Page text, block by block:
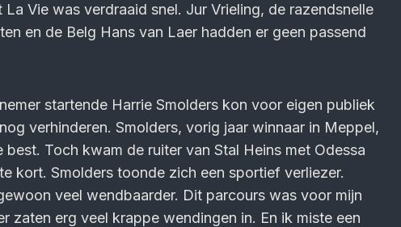
Vie was verdraaid snel. Jur Vrieling, de razendsnelle
en de Belg Hans van Laer hadden er geen passend
startende Harrie Smolders kon voor eigen publiek
verhinderen. Smolders, vorig jaar winnaar in Meppel,
Toch kwam de ruiter van Stal Heins met Odessa
kort. Smolders toonde zich een sportief verliezer.
veel wendbaarder. Dit parcours was voor mijn
zaten erg veel krappe wendingen in. En ik miste een